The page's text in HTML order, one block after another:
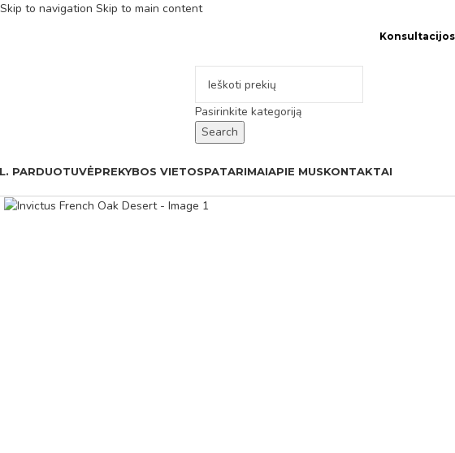
Skip to navigation Skip to main content
Konsultacijos
Pasirinkite kategoriją
Search
PARDUOTUVĖPREKYBOS VIETOSPATARIMAIAPIE MUSKONTAKTAI